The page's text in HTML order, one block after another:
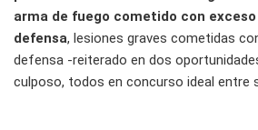
arma de fuego cometido con
defensa, lesiones graves cometidas
defensa -reiterado en dos
culposo, todos en concurso ideal entre